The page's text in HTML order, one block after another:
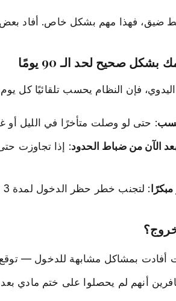
ضيق، فهذا مهم بشكل خاص. أفاد
اليدوي، فإن النظام يحسب تلقائيًا كل
: حتى لو وصلت متأخرًا في الليل أو
الآن من ضباط الحدود: إذا تجاوزت
: لتجنب خطر حظر الدخول لمدة 3 سنوات بسبب التجوز العرضي، خطط للخروج في اليوم 88-89 لتكون آمنًا
أفادت بمشاكل مشابهة للدخول — توقع
أنهم لم يحصلوا على ختم مادي